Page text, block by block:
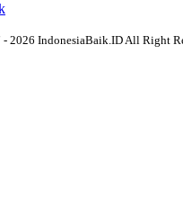
2026 IndonesiaBaik.ID All Right